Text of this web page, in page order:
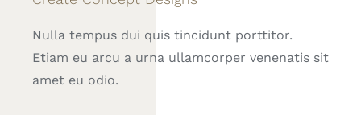
Nulla tempus dui quis tincidunt porttitor.
Etiam eu arcu a urna ullamcorper venenatis sit
amet eu odio.